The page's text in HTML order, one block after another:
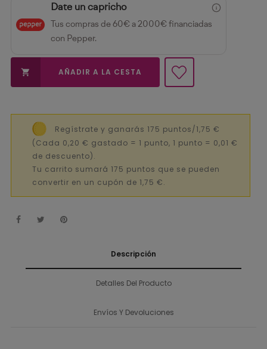
Date un capricho
Tus compras de 60€ a 2000€ financiadas
con Pepper.
 AÑADIR A LA CESTA
Regístrate y ganarás 175 puntos/1,75 €
(Cada 0,20 € gastado = 1 punto, 1 punto = 0,01 €
de descuento).
Tu carrito sumará 175 puntos que se pueden
convertir en un cupón de 1,75 €.
Descripción
Detalles Del Producto
Envíos Y Devoluciones